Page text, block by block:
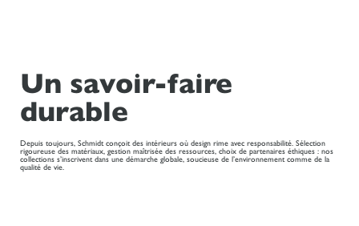
Un savoir-faire
durable
Depuis toujours, Schmidt conçoit des intérieurs où design rime avec responsabilité. Sélection
rigoureuse des matériaux, gestion maîtrisée des ressources, choix de partenaires éthiques : nos
collections s’inscrivent dans une démarche globale, soucieuse de l’environnement comme de la
qualité de vie.